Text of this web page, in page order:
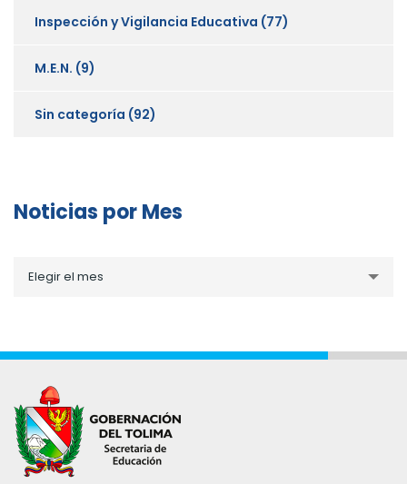
Inspección y Vigilancia Educativa (77)
M.E.N. (9)
Sin categoría (92)
Noticias por Mes
porElegir el mes